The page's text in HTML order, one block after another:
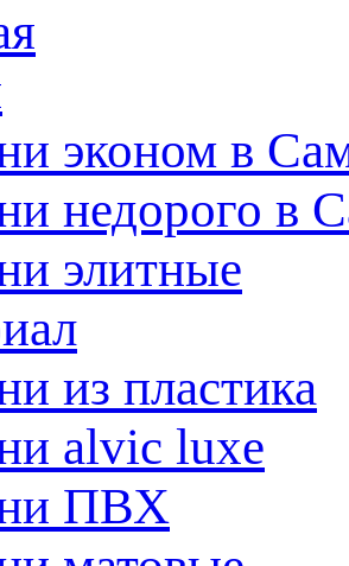
эконом в
недорого в
элитные
из пластика
alvic luxe
ПВХ